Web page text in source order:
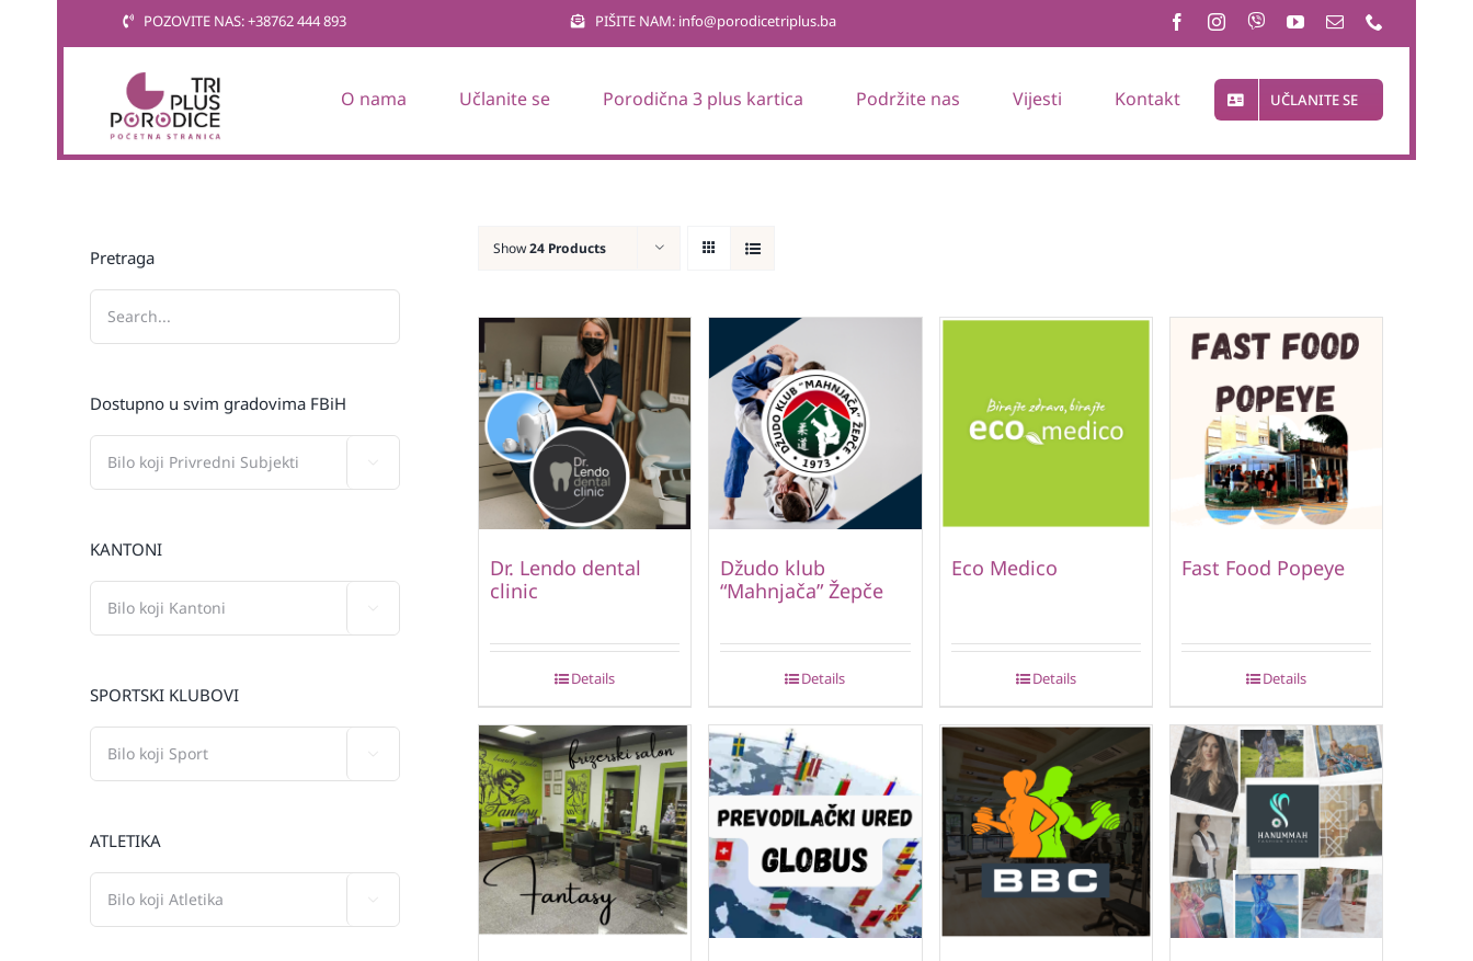
POZOVITE NAS: +38762 444 893 PIŠITE NAM: info@porodicetriplus.ba
O nama Učlanite se Porodična 3 plus kartica Podržite nas Vijesti Kontakt UČLANITE SE
Show24 Products
Dr. Lendo dental
clinic
Details
Džudo klub
“Mahnjača” Žepče
Details
Eco Medico
Details
Fast Food Popeye
Details
Pretraga
Dostupno u svim gradovima FBiH
KANTONI
SPORTSKI KLUBOVI
ATLETIKA